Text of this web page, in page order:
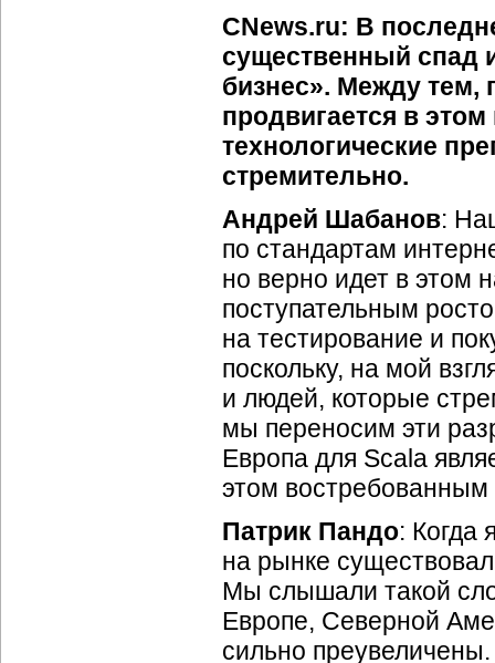
CNews.ru: В
существенный спад
бизнес». Между тем,
продвигается в
технологические
стремительно.
Андрей Шабанов:
по стандартам
но верно идет в этом
поступательным
на тестирование и
поскольку, на мой
и людей, которые
мы переносим эти
Европа для Scala
этом востребованным
Патрик Пандо: Когда
на рынке
Мы слышали такой
Европе, Северной
сильно